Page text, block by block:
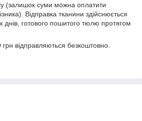
(залишок суми можна оплатити
Відправка тканини здійснюється
днів, готового пошитого тюлю протягом
відправляються безкоштовно.